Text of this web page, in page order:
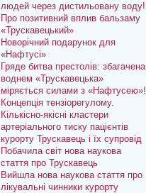
людей через дистильовану воду!
Про позитивний вплив бальзаму
«Трускавецький»
Новорічний подарунок для
«Нафтусі»
Гряде битва престолів: збагачена
воднем «Трускавецька»
міряється силами з «Нафтусею»!
Концепція тензіорегулому.
Кількісно-якісні кластери
артеріального тиску пацієнтів
курорту Трускавець і їх супровід
Побачила світ нова наукова
стаття про Трускавець
Вийшла нова наукова стаття про
лікувальні чинники курорту